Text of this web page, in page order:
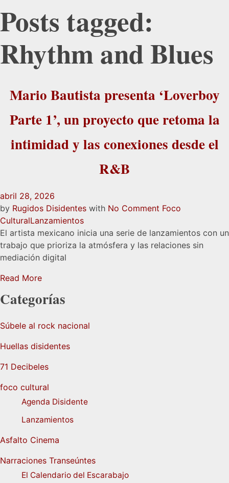
Posts tagged:
Rhythm and Blues
Mario Bautista presenta ‘Loverboy
Parte 1’, un proyecto que retoma la
intimidad y las conexiones desde el
R&B
abril 28, 2026
by Rugidos Disidentes with No Comment Foco
CulturalLanzamientos
El artista mexicano inicia una serie de lanzamientos con un
trabajo que prioriza la atmósfera y las relaciones sin
mediación digital
Read More
Categorías
Súbele al rock nacional
Huellas disidentes
71 Decibeles
foco cultural
Agenda Disidente
Lanzamientos
Asfalto Cinema
Narraciones Transeúntes
El Calendario del Escarabajo